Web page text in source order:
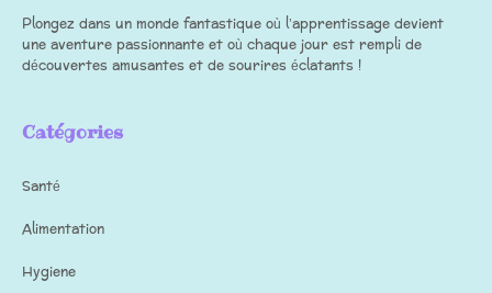
Plongez dans un monde fantastique où l’apprentissage devient
une aventure passionnante et où chaque jour est rempli de
découvertes amusantes et de sourires éclatants !
Catégories
Santé
Alimentation
Hygiene